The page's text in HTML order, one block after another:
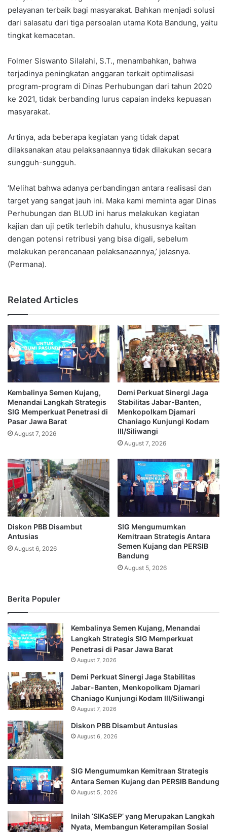
pelayanan terbaik bagi masyarakat. Bahkan menjadi solusi
dari salasatu dari tiga persoalan utama Kota Bandung, yaitu
tingkat kemacetan.
Folmer Siswanto Silalahi, S.T., menambahkan, bahwa
terjadinya peningkatan anggaran terkait optimalisasi
program-program di Dinas Perhubungan dari tahun 2020
ke 2021, tidak berbanding lurus capaian indeks kepuasan
masyarakat.
Artinya, ada beberapa kegiatan yang tidak dapat
dilaksanakan atau pelaksanaannya tidak dilakukan secara
sungguh-sungguh.
‘Melihat bahwa adanya perbandingan antara realisasi dan
target yang sangat jauh ini. Maka kami meminta agar Dinas
Perhubungan dan BLUD ini harus melakukan kegiatan
kajian dan uji petik terlebih dahulu, khususnya kaitan
dengan potensi retribusi yang bisa digali, sebelum
melakukan perencanaan pelaksanaannya,’ jelasnya.
(Permana).
Related Articles
Kembalinya Semen Kujang,
Menandai Langkah Strategis
SIG Memperkuat Penetrasi di
Pasar Jawa Barat
August 7, 2026
Demi Perkuat Sinergi Jaga
Stabilitas Jabar-Banten,
Menkopolkam Djamari
Chaniago Kunjungi Kodam
III/Siliwangi
August 7, 2026
Diskon PBB Disambut
Antusias
August 6, 2026
SIG Mengumumkan
Kemitraan Strategis Antara
Semen Kujang dan PERSIB
Bandung
August 5, 2026
Berita Populer
Kembalinya Semen Kujang, Menandai
Langkah Strategis SIG Memperkuat
Penetrasi di Pasar Jawa Barat
August 7, 2026
Demi Perkuat Sinergi Jaga Stabilitas
Jabar-Banten, Menkopolkam Djamari
Chaniago Kunjungi Kodam III/Siliwangi
August 7, 2026
Diskon PBB Disambut Antusias
August 6, 2026
SIG Mengumumkan Kemitraan Strategis
Antara Semen Kujang dan PERSIB Bandung
August 5, 2026
Inilah ‘SIKaSEP’ yang Merupakan Langkah
Nyata, Membangun Keterampilan Sosial